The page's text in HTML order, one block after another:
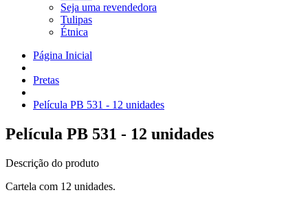
Seja uma revendedora
Tulipas
Étnica
Página Inicial
Pretas
Película PB 531 - 12 unidades
Película PB 531 - 12 unidades
Descrição do produto
Cartela com 12 unidades.